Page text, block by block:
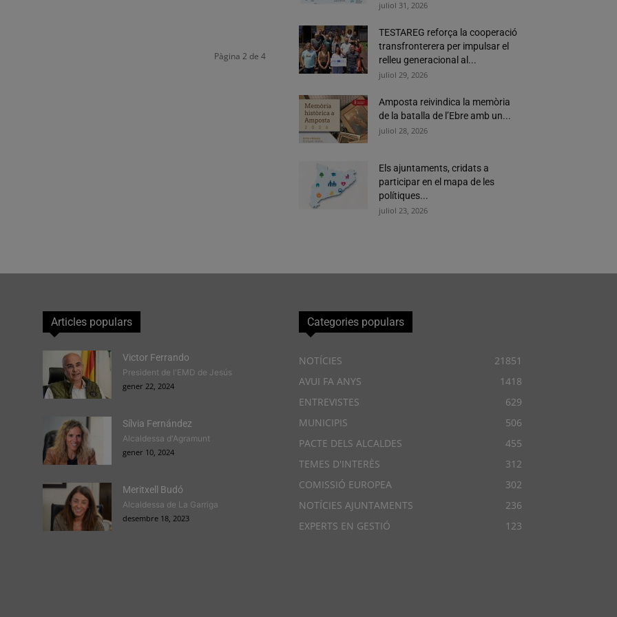
Pàgina 2 de 4
juliol 31, 2026
TESTAREG reforça la cooperació
transfronterera per impulsar el
relleu generacional al...
juliol 29, 2026
Amposta reivindica la memòria
de la batalla de l’Ebre amb un...
juliol 28, 2026
Els ajuntaments, cridats a
participar en el mapa de les
polítiques...
juliol 23, 2026
Articles populars
Victor Ferrando
President de l'EMD de Jesús
gener 22, 2024
Sílvia Fernández
Alcaldessa d'Agramunt
gener 10, 2024
Meritxell Budó
Alcaldessa de La Garriga
desembre 18, 2023
Categories populars
NOTÍCIES
21851
AVUI FA ANYS
1418
ENTREVISTES
629
MUNICIPIS
506
PACTE DELS ALCALDES
455
TEMES D'INTERÈS
312
COMISSIÓ EUROPEA
302
NOTÍCIES AJUNTAMENTS
236
EXPERTS EN GESTIÓ
123